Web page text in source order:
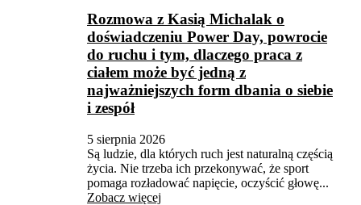
Rozmowa z Kasią Michalak o
doświadczeniu Power Day, powrocie
do ruchu i tym, dlaczego praca z
ciałem może być jedną z
najważniejszych form dbania o siebie
i zespół
5 sierpnia 2026
Są ludzie, dla których ruch jest naturalną częścią
życia. Nie trzeba ich przekonywać, że sport
pomaga rozładować napięcie, oczyścić głowę...
Zobacz więcej